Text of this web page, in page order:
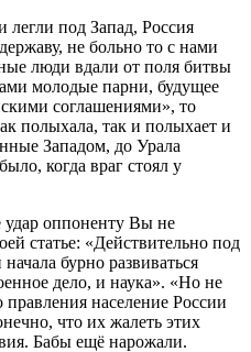
под Запад, Россия
не больно то с нами
люди вдали от поля битвы
молодые парни, будущее
соглашениями», то
полыхала, так и полыхает и
Западом, до Урала
когда враг стоял у
удар оппоненту Вы не
статье: «Действительно под
бурно развиваться
дело, и наука». «Но не
правления население России
что их жалеть этих
Бабы ещё нарожали.